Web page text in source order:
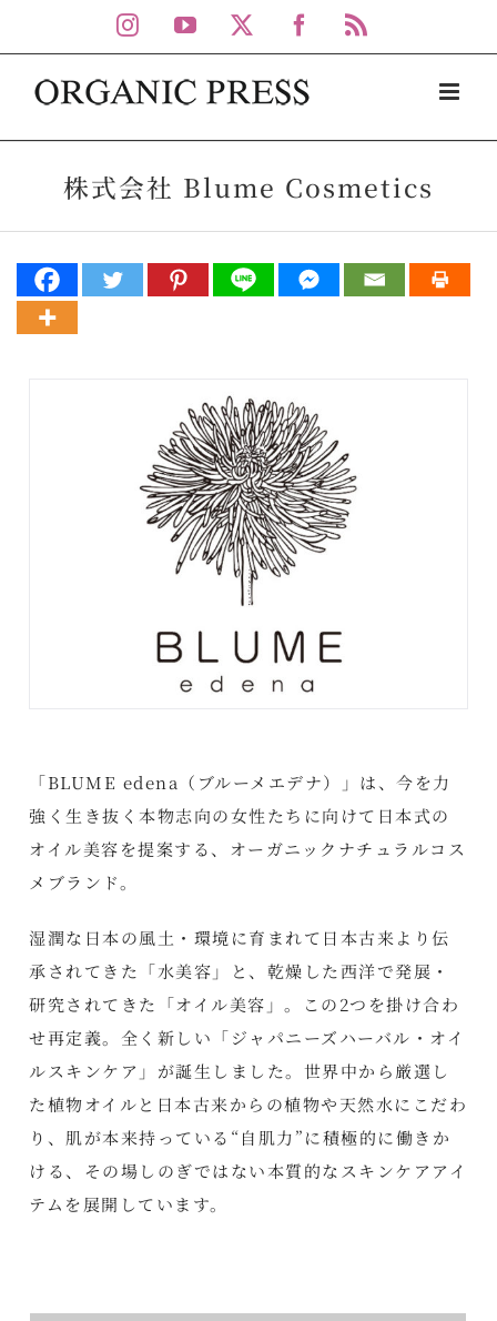
to
content
Instagram
YouTube Facebook
株式会社 Blume Cosmetics
「BLUME edena（ブルーメエデナ）」は、今を力
強く生き抜く本物志向の女性たちに向けて日本式の
オイル美容を提案する、オーガニックナチュラルコス
メブランド。
湿潤な日本の風土・環境に育まれて日本古来より伝
承されてきた「水美容」と、乾燥した西洋で発展・
研究されてきた「オイル美容」。この2つを掛け合わ
せ再定義。全く新しい「ジャパニーズハーバル・オイ
ルスキンケア」が誕生しました。世界中から厳選し
た植物オイルと日本古来からの植物や天然水にこだわ
り、肌が本来持っている“自肌力”に積極的に働きか
ける、その場しのぎではない本質的なスキンケアアイ
テムを展開しています。